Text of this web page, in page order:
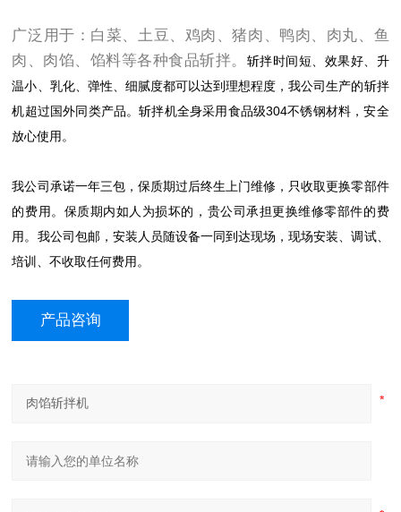
广泛用于：白菜、土豆、鸡肉、猪肉、鸭肉、肉丸、鱼
肉、肉馅、馅料等各种食品斩拌。
斩拌时间短、效果好、升
温小、乳化、弹性、细腻度都可以达到理想程度，我公司生产的斩拌
机超过国外同类产品。斩拌机全身采用食品级304不锈钢材料，安全
放心使用。
我公司承诺一年三包，保质期过后终生上门维修，只收取更换零部件
的费用。保质期内如人为损坏的，贵公司承担更换维修零部件的费
用。我公司包邮，安装人员随设备一同到达现场，现场安装、调试、
培训、不收取任何费用。
产品咨询